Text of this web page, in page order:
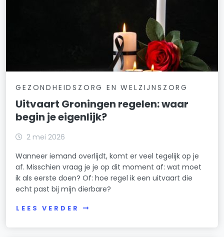
GEZONDHEIDSZORG EN WELZIJNSZORG
Uitvaart Groningen regelen: waar
begin je eigenlijk?
2 mei 2026
Wanneer iemand overlijdt, komt er veel tegelijk op je
af. Misschien vraag je je op dit moment af: wat moet
ik als eerste doen? Of: hoe regel ik een uitvaart die
echt past bij mijn dierbare?
LEES VERDER